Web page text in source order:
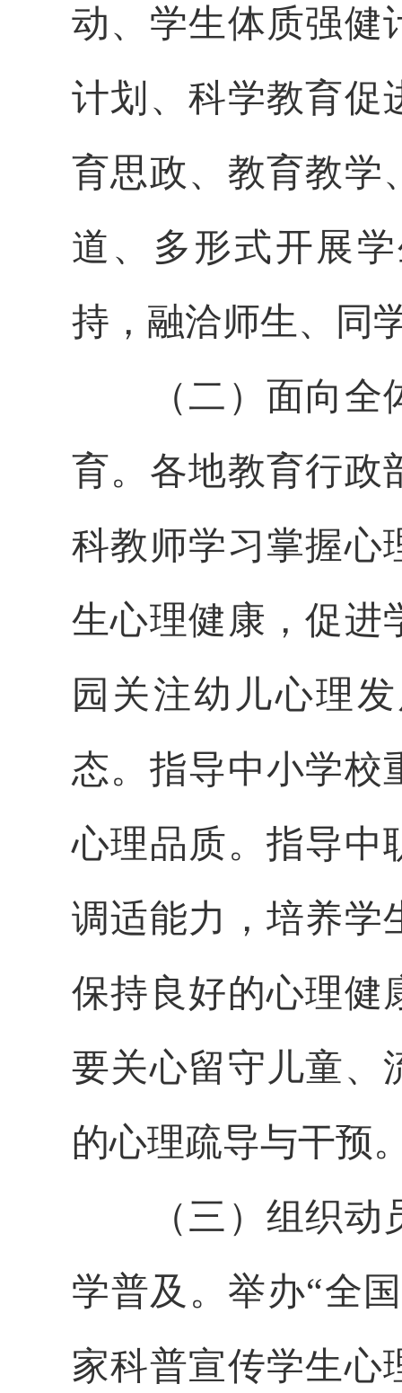
动、学生体质强健
计划、科学教育促
育思政、教育教学
道、多形式开展
持，融洽师生、同
（二）面向全体
育。各地教育行政
科教师学习掌握心
生心理健康，促进
园关注幼儿心理
态。指导中小学校
心理品质。指导中
调适能力，培养学
保持良好的心理健
要关心留守儿童、
的心理疏导与干预
（三）组织动员
学普及。举办“全
家科普宣传学生心